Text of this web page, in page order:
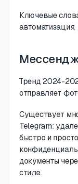
Ключевые
Тренд 2024-
отправляет
Существует
Telegram:
быстро и
документы
стиле.